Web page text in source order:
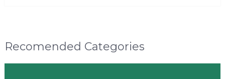
Recomended Categories